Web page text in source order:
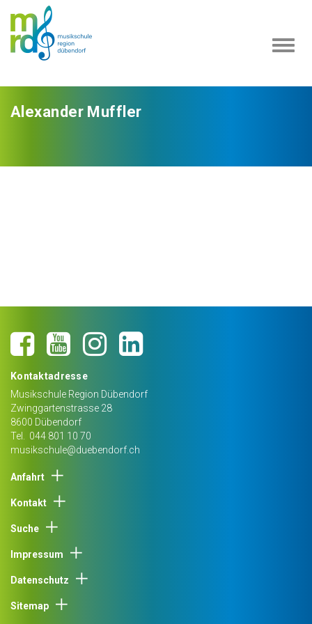
Alexander Muffler
Kontaktadresse
Musikschule Region Dübendorf
Zwinggartenstrasse 28
8600 Dübendorf
Tel.
044 801 10 70
musikschule@duebendorf.ch
Anfahrt
Kontakt
Suche
Impressum
Datenschutz
Sitemap